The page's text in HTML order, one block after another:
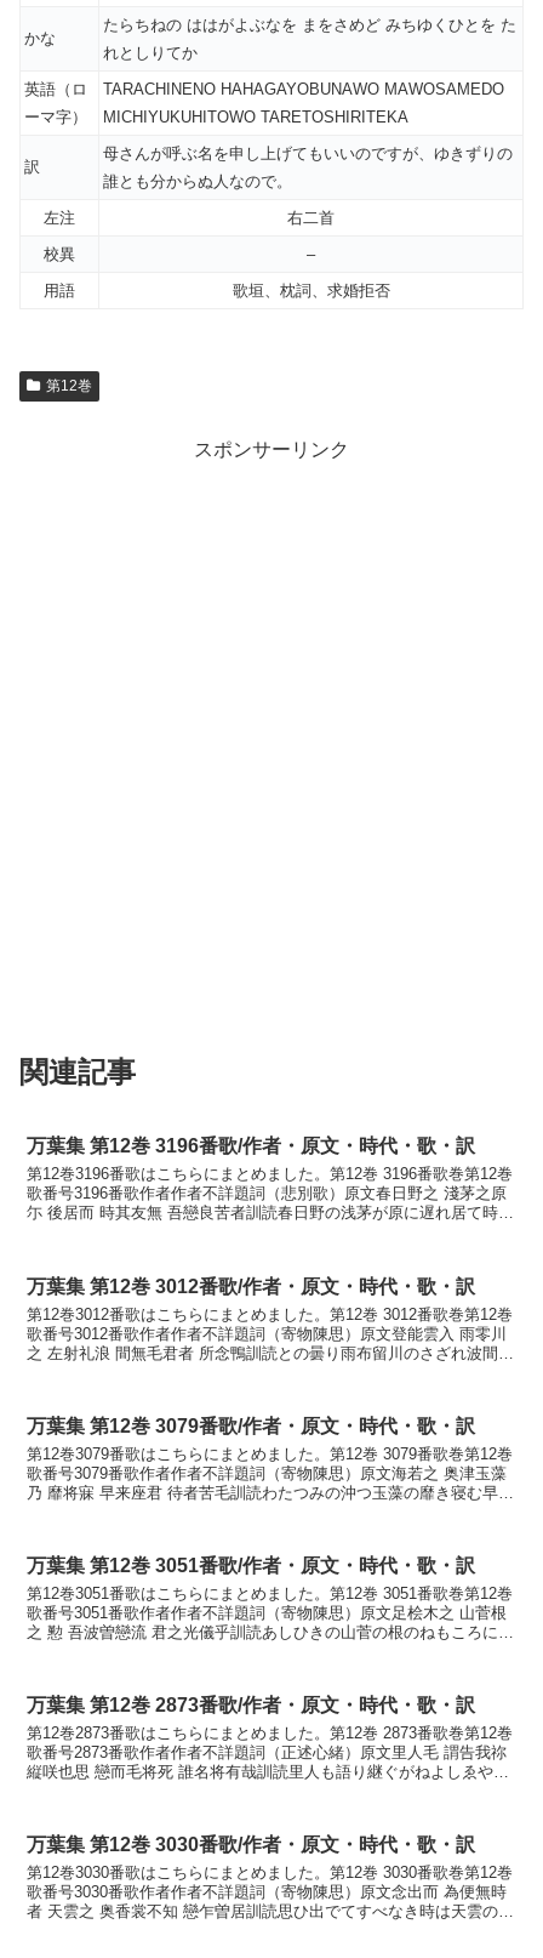
かな
たらちねの ははがよぶなを まをさめど みちゆくひとを た
れとしりてか
英語（ロ
ーマ字）
TARACHINENO HAHAGAYOBUNAWO MAWOSAMEDO
MICHIYUKUHITOWO TARETOSHIRITEKA
訳
母さんが呼ぶ名を申し上げてもいいのですが、ゆきずりの
誰とも分からぬ人なので。
左注
右二首
校異
–
用語
歌垣、枕詞、求婚拒否
第12巻
スポンサーリンク
関連記事
万葉集 第12巻 3196番歌/作者・原文・時代・歌・訳
第12巻3196番歌はこちらにまとめました。第12巻 3196番歌巻第12巻
歌番号3196番歌作者作者不詳題詞（悲別歌）原文春日野之 淺茅之原
尓 後居而 時其友無 吾戀良苦者訓読春日野の浅茅が原に遅れ居て時ぞ
万葉集 第12巻 3012番歌/作者・原文・時代・歌・訳
第12巻3012番歌はこちらにまとめました。第12巻 3012番歌巻第12巻
歌番号3012番歌作者作者不詳題詞（寄物陳思）原文登能雲入 雨零川
之 左射礼浪 間無毛君者 所念鴨訓読との曇り雨布留川のさざれ波間な
万葉集 第12巻 3079番歌/作者・原文・時代・歌・訳
第12巻3079番歌はこちらにまとめました。第12巻 3079番歌巻第12巻
歌番号3079番歌作者作者不詳題詞（寄物陳思）原文海若之 奥津玉藻
乃 靡将寐 早来座君 待者苦毛訓読わたつみの沖つ玉藻の靡き寝む早来
万葉集 第12巻 3051番歌/作者・原文・時代・歌・訳
第12巻3051番歌はこちらにまとめました。第12巻 3051番歌巻第12巻
歌番号3051番歌作者作者不詳題詞（寄物陳思）原文足桧木之 山菅根
之 懃 吾波曽戀流 君之光儀乎訓読あしひきの山菅の根のねもころに我
万葉集 第12巻 2873番歌/作者・原文・時代・歌・訳
第12巻2873番歌はこちらにまとめました。第12巻 2873番歌巻第12巻
歌番号2873番歌作者作者不詳題詞（正述心緒）原文里人毛 謂告我祢
縦咲也思 戀而毛将死 誰名将有哉訓読里人も語り継ぐがねよしゑやし
万葉集 第12巻 3030番歌/作者・原文・時代・歌・訳
第12巻3030番歌はこちらにまとめました。第12巻 3030番歌巻第12巻
歌番号3030番歌作者作者不詳題詞（寄物陳思）原文念出而 為便無時
者 天雲之 奥香裳不知 戀乍曽居訓読思ひ出でてすべなき時は天雲の奥